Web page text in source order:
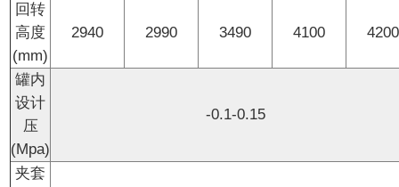
回转
高度
(mm)
2940 2990 3490 4100 4200
罐内
设计
压
(Mpa)
-0.1-0.15
夹套